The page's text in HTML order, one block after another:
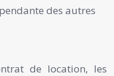
des autres
de location, les